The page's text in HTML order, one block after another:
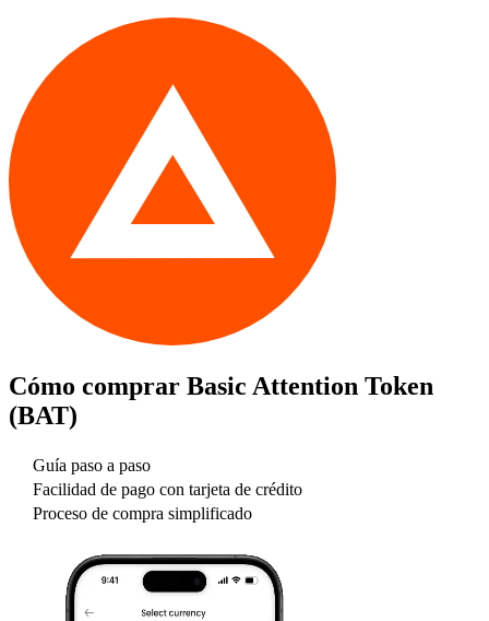
Cómo comprar Basic Attention Token
(BAT)
Guía paso a paso
Facilidad de pago con tarjeta de crédito
Proceso de compra simplificado